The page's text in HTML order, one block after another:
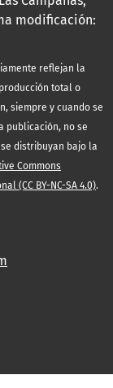
modificación:
reflejan la
total o
siempre y cuando se
publicación, no se
distribuyan bajo la
Commons
(CC BY-NC-SA 4.0).